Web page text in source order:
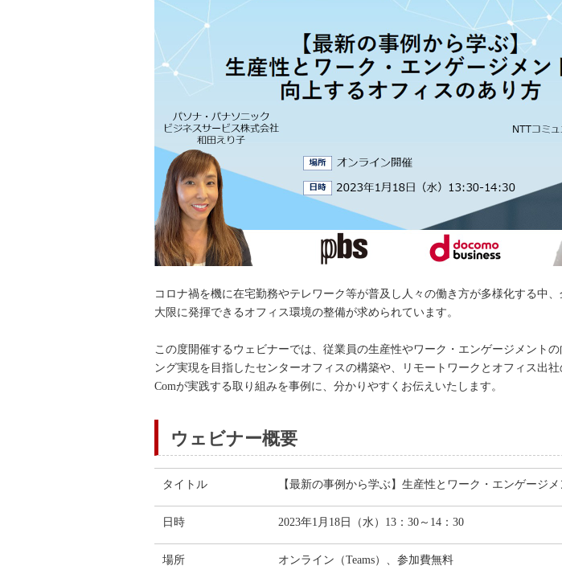
コロナ禍を機に在宅勤務やテレワーク等が普及し人々の働き方が多様化する中
大限に発揮できるオフィス環境の整備が求められています。
この度開催するウェビナーでは、従業員の生産性やワーク・エンゲージメント
ング実現を目指したセンターオフィスの構築や、リモートワークとオフィス出
Comが実践する取り組みを事例に、分かりやすくお伝えいたします。
ウェビナー概要
タイトル 【最新の事例から学ぶ】生産性とワーク・エンゲージ
日時 2023年1月18日（水）13：30～14：30
場所 オンライン（Teams）、参加費無料